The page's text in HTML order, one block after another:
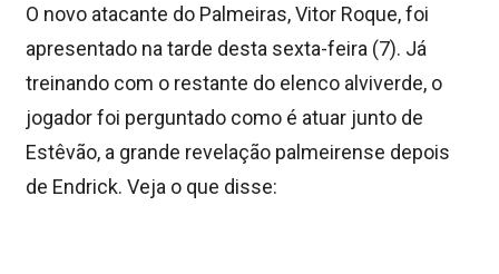
O novo atacante do Palmeiras, Vitor Roque, foi
apresentado na tarde desta sexta-feira (7). Já
treinando com o restante do elenco alviverde, o
jogador foi perguntado como é atuar junto de
Estêvão, a grande revelação palmeirense depois
de Endrick. Veja o que disse: